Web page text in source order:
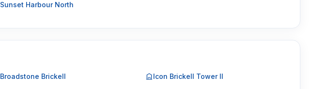
Sunset Harbour North
Broadstone Brickell Icon Brickell Tower II